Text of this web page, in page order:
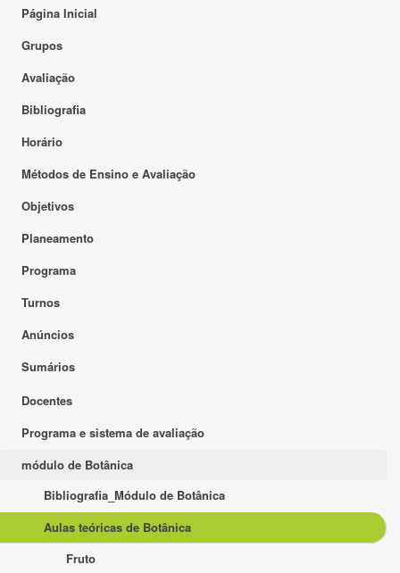
Página Inicial
Grupos
Avaliação
Bibliografia
Horário
Métodos de Ensino e Avaliação
Objetivos
Planeamento
Programa
Turnos
Anúncios
Sumários
Docentes
Programa e sistema de avaliação
módulo de Botânica
Bibliografia_Módulo de Botânica
Aulas teóricas de Botânica
Fruto